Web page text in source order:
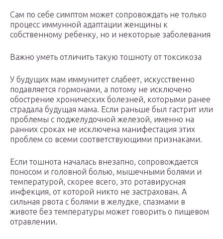
Сам по себе симптом может сопровождать не только
процесс иммунной адаптации женщины к
собственному ребенку, но и некоторые заболевания
Важно уметь отличить такую тошноту от токсикоза
У будущих мам иммунитет слабеет, искусственно
подавляется гормонами, а потому не исключено
обострение хронических болезней, которыми ранее
страдала будущая мама. Если раньше был гастрит или
проблемы с поджелудочной железой, именно на
ранних сроках не исключена манифестация этих
проблем со всеми соответствующими признаками.
Если тошнота началась внезапно, сопровождается
поносом и головной болью, мышечными болями и
температурой, скорее всего, это ротавирусная
инфекция, от которой никто не застрахован. А
сильная рвота с болями в желудке, спазмами в
животе без температуры может говорить о пищевом
отравлении.